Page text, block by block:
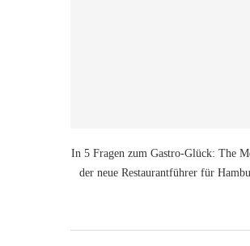
In 5 Fragen zum Gastro-Glück: The
der neue Restaurantführer für